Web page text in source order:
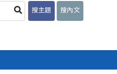
搜主題 搜內文